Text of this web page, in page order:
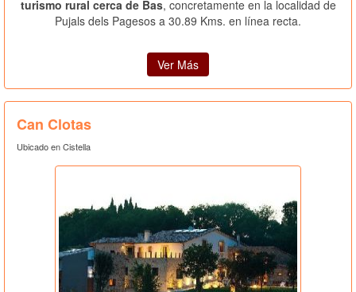
turismo rural cerca de Bas, concretamente en la localidad de
Pujals dels Pagesos a 30.89 Kms. en línea recta.
Ver Más
Can Clotas
Ubicado en Cistella